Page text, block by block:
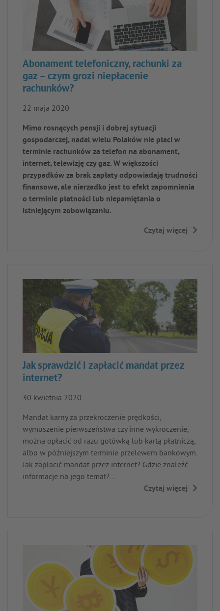
Abonament telefoniczny, rachunki za
gaz – czym grozi niepłacenie
rachunków?
22 maja 2020
Mimo rosnących pensji i dobrej sytuacji
gospodarczej, nadal wielu Polaków nie płaci w
terminie rachunków za telefon na abonament,
internet, telewizję czy gaz. W większości
przypadków za brak zapłaty odpowiadają trudności
finansowe, ale nierzadko jest to efekt zapomnienia
o terminie płatności lub niepamiętania o
istniejącym zobowiązaniu.
Czytaj więcej
Jak sprawdzić i zapłacić mandat przez
internet?
30 kwietnia 2020
Mandat karny za przekroczenie prędkości,
wymuszenie pierwszeństwa czy inne wykroczenie,
można opłacić od razu gotówką lub kartą płatniczą,
albo w późniejszym terminie przelewem bankowym.
Jak zapłacić mandat przez internet? Gdzie znaleźć
informacje na jego temat?…
Czytaj więcej